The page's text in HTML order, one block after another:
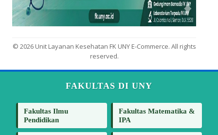
© 2026 Unit Layanan Kesehatan FK UNY E-Commerce. All rights
reserved.
FAKULTAS DI UNY
Fakultas Ilmu
Pendidikan
Fakultas Matematika &
IPA